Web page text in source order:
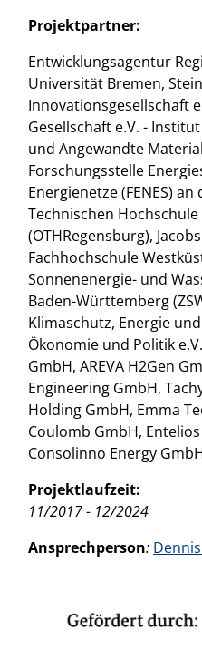
Projektpartner:
Entwicklungsagentur
Universität Bremen,
Innovationsgesellschaft
Gesellschaft e.V. -
und Angewandte
Forschungsstelle
Energienetze (FENES)
Technischen
(OTHRegensburg),
Fachhochschule
Sonnenenergie- und
Baden-Württemberg
Klimaschutz, Energie
Ökonomie und Politik
GmbH, AREVA H2Gen
Engineering GmbH,
Holding GmbH, Emma
Coulomb GmbH,
Consolinno Energy
Projektlaufzeit:
11/2017 - 12/2024
Ansprechperson: